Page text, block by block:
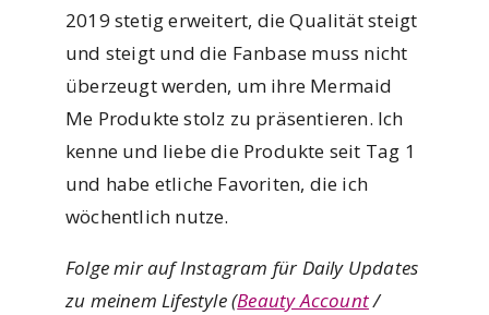
2019 stetig erweitert, die Qualität steigt
und steigt und die Fanbase muss nicht
überzeugt werden, um ihre Mermaid
Me Produkte stolz zu präsentieren. Ich
kenne und liebe die Produkte seit Tag 1
und habe etliche Favoriten, die ich
wöchentlich nutze.
Folge mir auf Instagram für Daily Updates
zu meinem Lifestyle (Beauty Account/